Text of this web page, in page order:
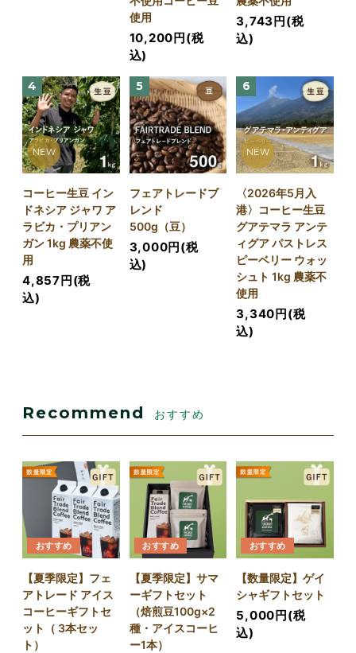
使用
10,200円(税
込)
3,743円(税
込)
4
NEW
コーヒー生豆 イン
ドネシア ジャワ ア
ラビカ・プリアン
ガン 1kg 農薬不使
用
4,857円(税
込)
5
フェアトレードブ
レンド
500g（豆）
3,000円(税
込)
6
NEW
〈2026年5月入
港〉コーヒー生豆
グアテマラ アンテ
ィグア パストレス
ピーベリー ウォッ
シュト 1kg 農薬不
使用
3,340円(税
込)
Recommend おすすめ
おすすめ
【夏季限定】フェ
アトレード アイス
コーヒーギフトセ
ット（ 3本セッ
ト）
おすすめ
【夏季限定】サマ
ーギフトセット
（焙煎豆100g×2
種・アイスコーヒ
ー1本）
おすすめ
【数量限定】ゲイ
シャギフトセット
5,000円(税
込)